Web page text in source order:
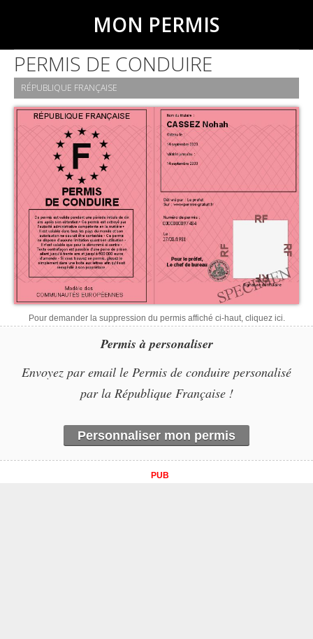
MON PERMIS
PERMIS DE CONDUIRE
RÉPUBLIQUE FRANÇAISE
Pour demander la suppression du permis affiché ci-haut, cliquez ici.
Permis à personaliser
Envoyez par email le Permis de conduire personalisé
par la République Française !
Personnaliser mon permis
PUB